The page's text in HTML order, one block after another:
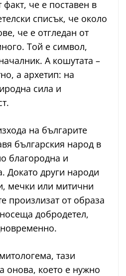
че е поставен в
списък, че около
че е отгледан от
Той е символ,
А кошутата –
а архетип: на
сила и
на българите
българския народ в
благородна и
Докато други народи
мечки или митични
произлизат от образа
добродетел,
тази
онова, което е нужно